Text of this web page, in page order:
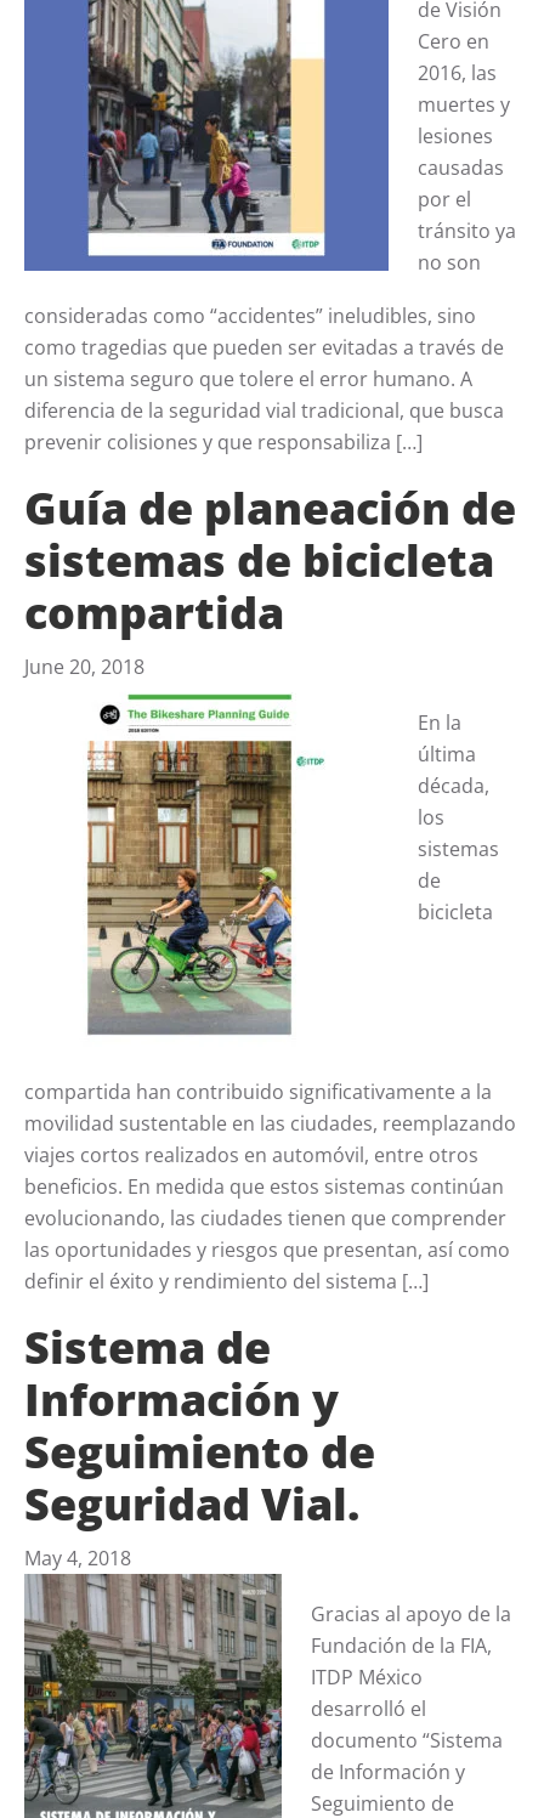
de Visión
Cero en
2016, las
muertes y
lesiones
causadas
por el
tránsito ya
no son
consideradas como “accidentes” ineludibles, sino
como tragedias que pueden ser evitadas a través de
un sistema seguro que tolere el error humano. A
diferencia de la seguridad vial tradicional, que busca
prevenir colisiones y que responsabiliza […]
Guía de planeación de
sistemas de bicicleta
compartida
June 20, 2018
En la
última
década,
los
sistemas
de
bicicleta
compartida han contribuido significativamente a la
movilidad sustentable en las ciudades, reemplazando
viajes cortos realizados en automóvil, entre otros
beneficios. En medida que estos sistemas continúan
evolucionando, las ciudades tienen que comprender
las oportunidades y riesgos que presentan, así como
definir el éxito y rendimiento del sistema […]
Sistema de
Información y
Seguimiento de
Seguridad Vial.
May 4, 2018
Gracias al apoyo de la
Fundación de la FIA,
ITDP México
desarrolló el
documento “Sistema
de Información y
Seguimiento de